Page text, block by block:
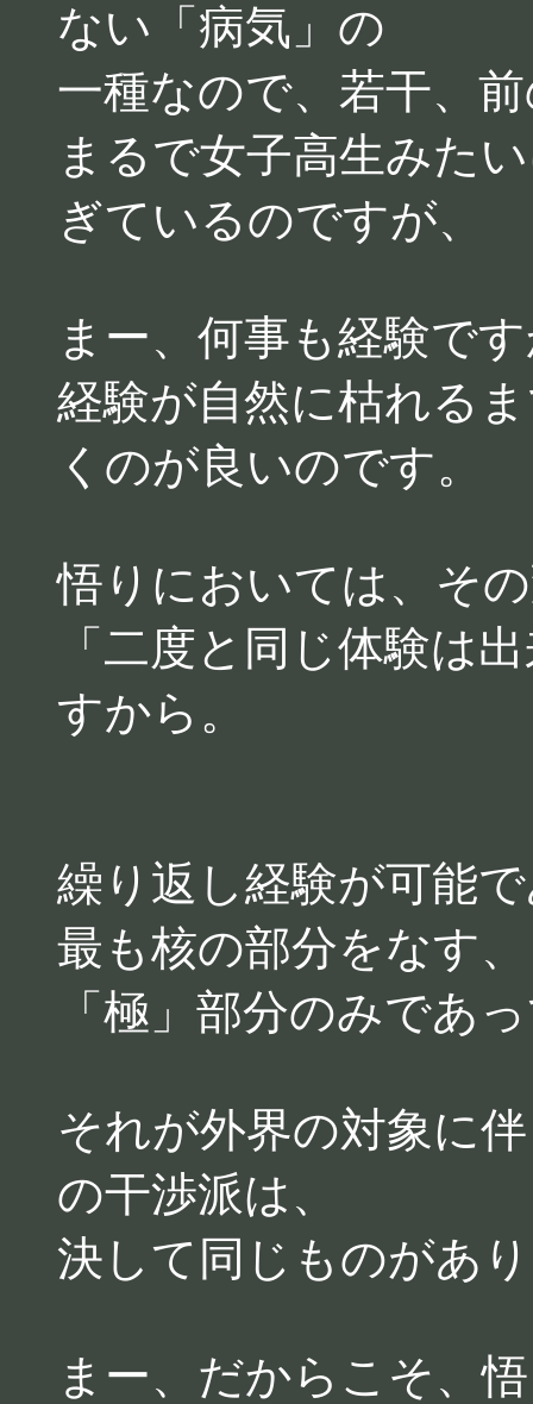
ない「病気」の
一種なので、若干、
まるで女子高生みた
ぎているのですが、
まー、何事も経験で
経験が自然に枯れる
くのが良いのです。
悟りにおいては、そ
「二度と同じ体験は
すから。
繰り返し経験が可能
最も核の部分をなす
「極」部分のみであ
それが外界の対象に
の干渉派は、
決して同じものがあ
まー、だからこそ、